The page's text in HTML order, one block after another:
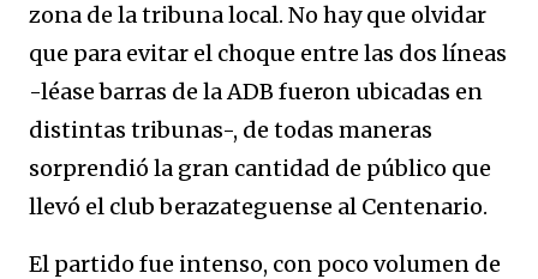
zona de la tribuna local. No hay que olvidar
que para evitar el choque entre las dos líneas
-léase barras de la ADB fueron ubicadas en
distintas tribunas-, de todas maneras
sorprendió la gran cantidad de público que
llevó el club berazateguense al Centenario.
El partido fue intenso, con poco volumen de